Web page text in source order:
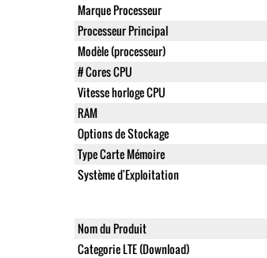
Marque Processeur
Processeur Principal
Modèle (processeur)
# Cores CPU
Vitesse horloge CPU
RAM
Options de Stockage
Type Carte Mémoire
Système d'Exploitation
Nom du Produit
Categorie LTE (Download)